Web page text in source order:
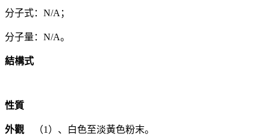
分子式：N/A；
分子量：N/A。
結構式
性質
外觀 （1）、白色至淡黃色粉末。